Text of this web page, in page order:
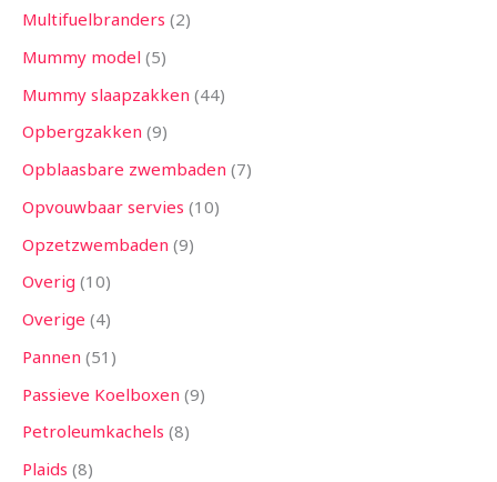
Multifuelbranders 2
Mummy model 5
Mummy slaapzakken 44
Opbergzakken 9
Opblaasbare zwembaden 7
Opvouwbaar servies 10
Opzetzwembaden 9
Overig 10
Overige 4
Pannen 51
Passieve Koelboxen 9
Petroleumkachels 8
Plaids 8